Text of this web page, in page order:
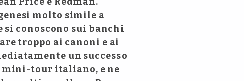
molto simile a
conoscono sui banchi
troppo ai canoni e ai
un successo
mini-tour italiano, e ne